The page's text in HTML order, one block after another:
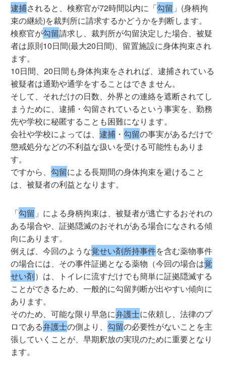
逮捕されると、検察官が72時間以内に「勾留 」(身柄拘
束の継続)を裁判所に請求するかどうかを判断します。
検察官が勾留請求し、裁判所が勾留決定した場合、被疑
者は原則10日間(最大20日間)、留置施設に身体拘束され
ます。
10日間、20日間も身体拘束をされれば、逮捕されている
被疑者は通勤や通学をすることはできません。
そして、それだけの日数、外界との連絡を遮断されてし
まうために、逮捕・勾留されているという事実を、勤務
先や学校に秘匿することも困難になります。
会社や学校によっては、逮捕 ・勾留の事実があるだけで
懲戒処分などの不利益な扱いを受ける可能性もありま
す。
ですから、勾留による長期間の身体拘束を避けること
は、被疑者の利益となります。
「勾留 」による身柄拘束は、被疑者が逃亡するおそれの
ある場合や、証拠隠滅のおそれがある場合になされる傾
向にあります。
例えば、今回のような覚せい剤所持事件を含む薬物事件
の場合には、その事件証拠となる薬物（今回の場合は覚
せい剤）は、トイレに流すだけでも簡単に証拠隠滅する
ことができるため、一般的に勾留判断が出やすい傾向に
あります。
そのため、可能な限り早急に弁護士に依頼し、法律のプ
ロである弁護士の側より、勾留の必要性がないことを主
張していくことが、早期釈放の実現のために重要となり
ます。